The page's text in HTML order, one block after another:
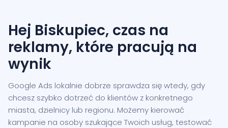
Hej Biskupiec, czas na
reklamy, które pracują na
wynik
Google Ads lokalnie dobrze sprawdza się wtedy, gdy
chcesz szybko dotrzeć do klientów z konkretnego
miasta, dzielnicy lub regionu. Możemy kierować
kampanie na osoby szukające Twoich usług, testować